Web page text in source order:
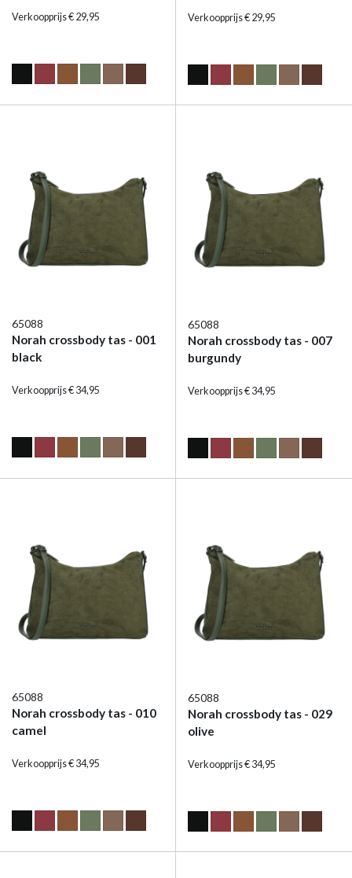
Verkoopprijs € 29,95 Verkoopprijs € 29,95
65088
Norah crossbody tas - 001
black
Verkoopprijs € 34,95
65088
Norah crossbody tas - 007
burgundy
Verkoopprijs € 34,95
65088
Norah crossbody tas - 010
camel
Verkoopprijs € 34,95
65088
Norah crossbody tas - 029
olive
Verkoopprijs € 34,95